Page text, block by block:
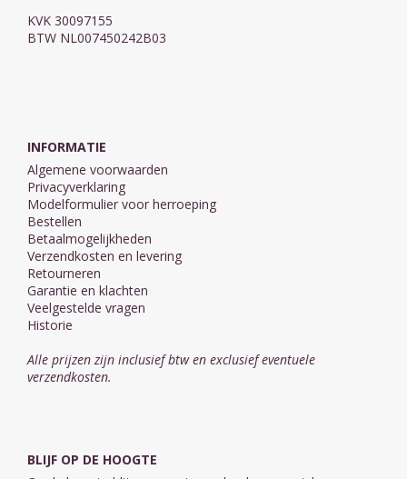
KVK 30097155
BTW NL007450242B03
INFORMATIE
Algemene voorwaarden
Privacyverklaring
Modelformulier voor herroeping
Bestellen
Betaalmogelijkheden
Verzendkosten en levering
Retourneren
Garantie en klachten
Veelgestelde vragen
Historie
Alle prijzen zijn inclusief btw en exclusief eventuele
verzendkosten.
BLIJF OP DE HOOGTE